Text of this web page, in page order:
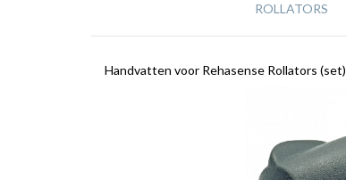
ROLLATORS
Handvatten voor Rehasense Rollators (set)